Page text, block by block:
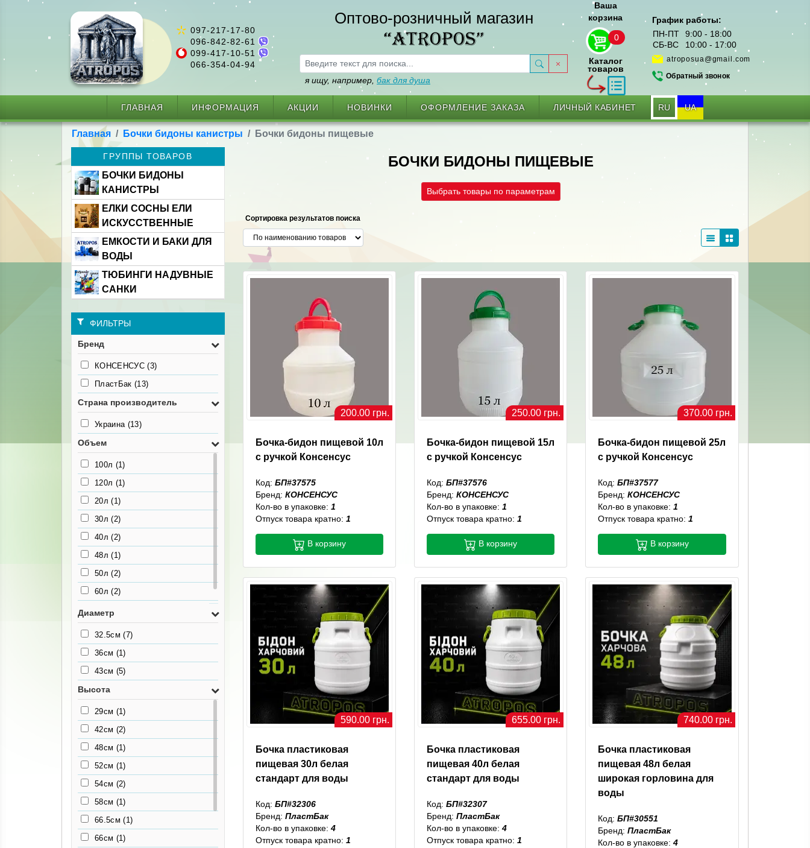
097-217-17-80
096-842-82-61
099-417-10-51
066-354-04-94
Оптово-розничный магазин
“ATROPOS”
я ищу, например, бак для душа
Ваша
корзина
0
Каталог
товаров
График работы:
ПН-ПТ
9:00 - 18:00
СБ-ВС
10:00 - 17:00
atroposua@gmail.com
Обратный звонок
ГЛАВНАЯ ИНФОРМАЦИЯ АКЦИИ НОВИНКИ ОФОРМЛЕНИЕ ЗАКАЗА ЛИЧНЫЙ КАБИНЕТ RU UA
Главная Бочки бидоны канистры Бочки бидоны пищевые
ГРУППЫ ТОВАРОВ
БОЧКИ БИДОНЫ
КАНИСТРЫ
ЕЛКИ СОСНЫ ЕЛИ
ИСКУССТВЕННЫЕ
ЕМКОСТИ И БАКИ ДЛЯ
ВОДЫ
ТЮБИНГИ НАДУВНЫЕ
САНКИ
ФИЛЬТРЫ
Бренд
КОНСЕНСУС(3)
ПластБак (13)
Страна производитель
Украина (13)
Объем
100л (1)
120л (1)
20л(1)
30л(2)
40л(2)
48л(1)
50л(2)
60л(2)
80л(1)
Диаметр
32.5см(7)
36см (1)
43см (5)
Высота
29см (1)
42см (2)
48см (1)
52см (1)
54см (2)
58см (1)
66.5см(1)
66см (1)
БОЧКИ БИДОНЫ ПИЩЕВЫЕ
Выбрать товары по параметрам
Сортировка результатов поиска
200.00 грн.
Бочка-бидон пищевой 10л
с ручкой Консенсус
Код: БП#37575
Бренд: КОНСЕНСУС
Кол-во в упаковке: 1
Отпуск товара кратно: 1
В корзину
250.00 грн.
Бочка-бидон пищевой 15л
с ручкой Консенсус
Код: БП#37576
Бренд: КОНСЕНСУС
Кол-во в упаковке: 1
Отпуск товара кратно: 1
В корзину
370.00 грн.
Бочка-бидон пищевой 25л
с ручкой Консенсус
Код:БП#37577
Бренд:КОНСЕНСУС
Кол-во в упаковке:1
Отпуск товара кратно:1
В корзину
590.00 грн.
Бочка пластиковая
пищевая 30л белая
стандарт для воды
Код: БП#32306
Бренд: ПластБак
Кол-во в упаковке: 4
Отпуск товара кратно: 1
655.00 грн.
Бочка пластиковая
пищевая 40л белая
стандарт для воды
Код: БП#32307
Бренд: ПластБак
Кол-во в упаковке: 4
Отпуск товара кратно: 1
740.00 грн.
Бочка пластиковая
пищевая 48л белая
широкая горловина для
воды
Код:БП#30551
Бренд:ПластБак
Кол-во в упаковке:4